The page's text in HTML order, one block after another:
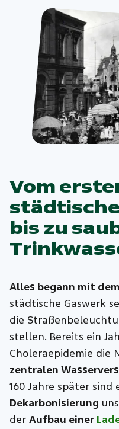
Vom
bis zu
Alles begann mit
städtische Gaswerk
die
stellen. Bereits ein
Choleraepidemie die
zentralen
160 Jahre später sind
Dekarbonisierung
derAufbau einer